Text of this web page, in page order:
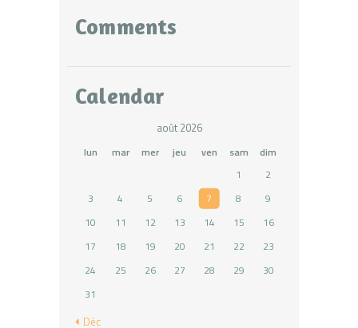
Comments
Calendar
août 2026
lun mar mer jeu ven sam
dim
1
2
3
4 5 6 7 8
9
10
11 12 13 14 15
16
17
18 19 20 21 22
23
24
25 26 27 28 29
30
31
« Déc